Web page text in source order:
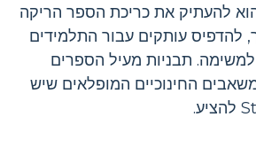
להעתיק את כריכת הספר הריקה
להדפיס עותקים עבור התלמידים
תבניות מעיל הספרים
החינוכיים המופלאים שיש